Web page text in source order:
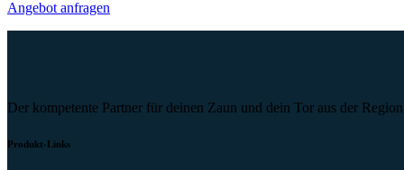
Angebot anfragen
Der kompetente Partner für deinen Zaun und dein Tor aus der
Produkt-Links